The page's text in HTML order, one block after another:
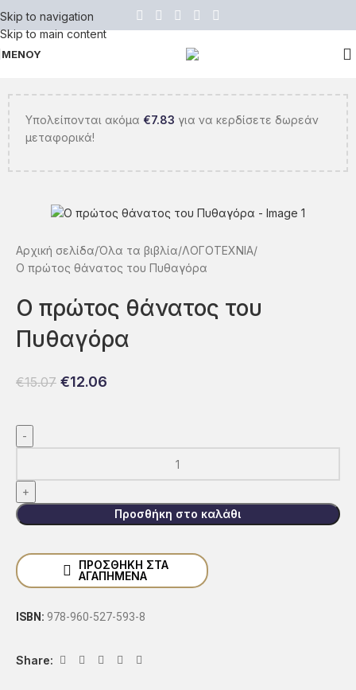
Skip to navigation
Skip to main content
ΜΕΝΟΥ
Υπολείπονται ακόμα €7.83 για να κερδίσετε δωρεάν
μεταφορικά!
Αρχική σελίδα Όλα τα βιβλία ΛΟΓΟΤΕΧΝΙΑ
Ο πρώτος θάνατος του Πυθαγόρα
Ο πρώτος θάνατος του
Πυθαγόρα
€15.07 €12.06
Προσθήκη στο καλάθι
ΠΡΟΣΘΗΚΗ ΣΤΑ
ΑΓΑΠΗΜΕΝΑ
ISBN: 978-960-527-593-8
Share: